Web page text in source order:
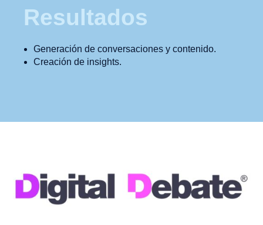
Resultados
Generación de conversaciones y contenido.
Creación de insights.